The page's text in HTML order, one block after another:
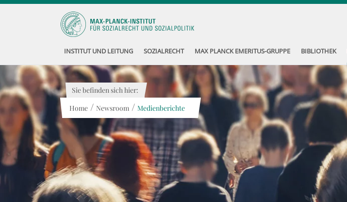
INSTITUT UND LEITUNG SOZIALRECHT MAX PLANCK EMERITUS-GRUPPE BIBLIOTHEK
Sie befinden sich hier:
Home / Newsroom / Medienberichte